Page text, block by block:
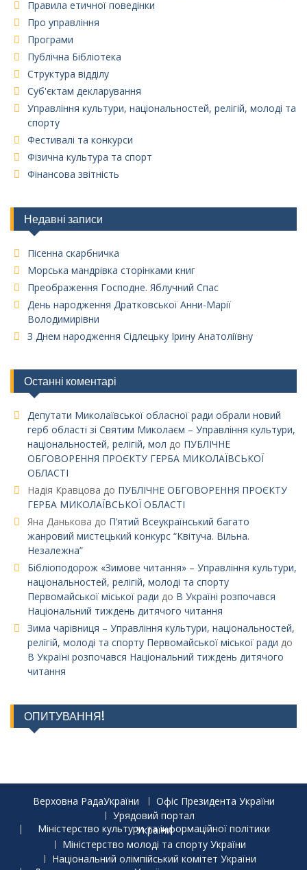
Правила етичної поведінки
Про управління
Програми
Публічна Бібліотека
Структура відділу
Суб'єктам декларування
Управління культури, національностей, релігій, молоді та
спорту
Фестивалі та конкурси
Фізична культура та спорт
Фінансова звітність
Недавні записи
Пісенна скарбничка
Морська мандрівка сторінками книг
Преображення Господне. Яблучний Спас
День народження Дратковської Анни-Марії
Володимирівни
З Днем народження Сідлецьку Ірину Анатоліївну
Останні коментарі
Депутати Миколаївської обласної ради обрали новий
герб області зі Святим Миколаєм – Управління культури,
національностей, релігій, мол до ПУБЛІЧНЕ
ОБГОВОРЕННЯ ПРОЄКТУ ГЕРБА МИКОЛАЇВСЬКОЇ
ОБЛАСТІ
Надія Кравцова до ПУБЛІЧНЕ ОБГОВОРЕННЯ ПРОЄКТУ
ГЕРБА МИКОЛАЇВСЬКОЇ ОБЛАСТІ
Яна Данькова до П’ятий Всеукраїнський багато
жанровий мистецький конкурс “Квітуча. Вільна.
Незалежна”
Бібліоподорож «Зимове читання» – Управління культури,
національностей, релігій, молоді та спорту
Первомайської міської ради до В Україні розпочався
Національний тиждень дитячого читання
Зима чарівниця – Управління культури, національностей,
релігій, молоді та спорту Первомайської міської ради до
В Україні розпочався Національний тиждень дитячого
читання
ОПИТУВАННЯ!
Верховна РадаУкраїни
Офіс Президента України
Урядовий портал
Міністерство культури та інформаційної політики України
Міністерство молоді та спорту України
Національний олімпійський комітет України